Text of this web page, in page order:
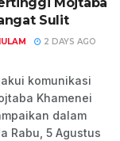
Sulit
2 DAYS AGO
komunikasi
Khamenei
dalam
Rabu, 5 Agustus